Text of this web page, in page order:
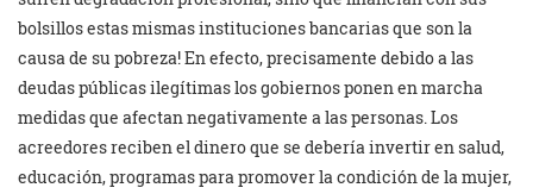
bolsillos estas mismas instituciones bancarias que son la
causa de su pobreza! En efecto, precisamente debido a las
deudas públicas ilegítimas los gobiernos ponen en marcha
medidas que afectan negativamente a las personas. Los
acreedores reciben el dinero que se debería invertir en salud,
educación, programas para promover la condición de la mujer,